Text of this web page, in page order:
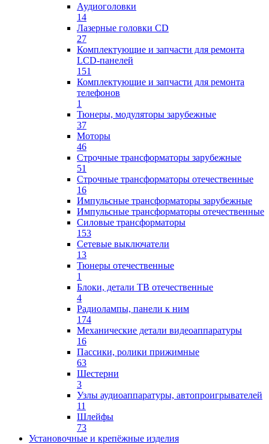
Аудиоголовки
14
Лазерные головки CD
27
Комплектующие и запчасти для ремонта
LCD-панелей
151
Комплектующие и запчасти для ремонта
телефонов
1
Тюнеры, модуляторы зарубежные
37
Моторы
46
Строчные трансформаторы зарубежные
51
Строчные трансформаторы отечественные
16
Импульсные трансформаторы зарубежные
Импульсные трансформаторы отечественные
Силовые трансформаторы
153
Сетевые выключатели
13
Тюнеры отечественные
1
Блоки, детали ТВ отечественные
4
Радиолампы, панели к ним
174
Механические детали видеоаппаратуры
16
Пассики, ролики прижимные
63
Шестерни
3
Узлы аудиоаппаратуры, автопроигрывателей
11
Шлейфы
73
Установочные и крепёжные изделия